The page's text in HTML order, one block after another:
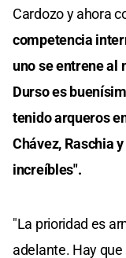
Cardozo y ahora
competencia
uno se entrene al
Durso es
tenido arqueros
Chávez, Raschia
increíbles".
"La prioridad es
adelante. Hay